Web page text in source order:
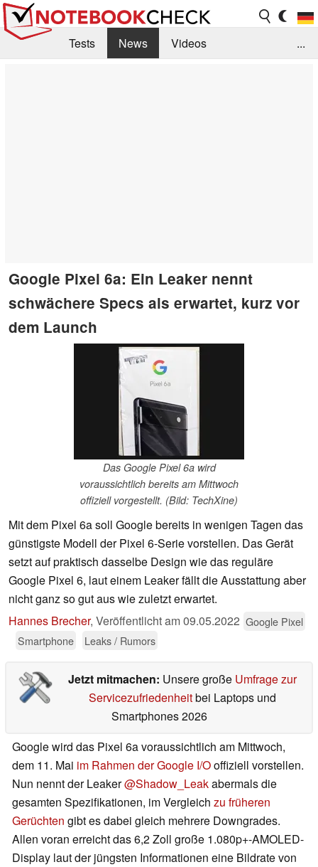
Tests News
Videos
...
Google Pixel 6a: Ein Leaker nennt
schwächere Specs als erwartet, kurz vor
dem Launch
Das Google Pixel 6a wird
voraussichtlich bereits am Mittwoch
offiziell vorgestellt. (Bild: TechXine)
Mit dem Pixel 6a soll Google bereits in wenigen Tagen das
günstigste Modell der Pixel 6-Serie vorstellen. Das Gerät
setzt auf praktisch dasselbe Design wie das reguläre
Google Pixel 6, laut einem Leaker fällt die Ausstattung aber
nicht ganz so gut aus wie zuletzt erwartet.
Hannes Brecher, Veröffentlicht am09.05.2022 Google Pixel
Smartphone
Leaks / Rumors
Jetzt mitmachen: Unsere große Umfrage zur
Servicezufriedenheitbei Laptops und
Smartphones 2026
Google wird das Pixel 6a voraussichtlich am Mittwoch,
dem 11. Mai im Rahmen der Google I/Ooffiziell vorstellen.
Nun nennt der Leaker@Shadow_Leakabermals die
gesamten Spezifikationen, im Vergleich zu früheren
Gerüchten gibt es dabei gleich mehrere Downgrades.
Allen voran erreicht das 6,2 Zoll große 1.080p+-AMOLED-
Display laut der jüngsten Informationen eine Bildrate von